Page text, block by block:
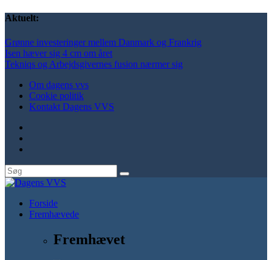
Aktuelt:
Grønne investeringer mellem Danmark og Frankrig
Isen hæver sig 4 cm om året
Tekniqs og Arbejdsgivernes fusion nærmer sig
Om dagens vvs
Cookie politik
Kontakt Dagens VVS
Forside
Fremhævede
Fremhævet